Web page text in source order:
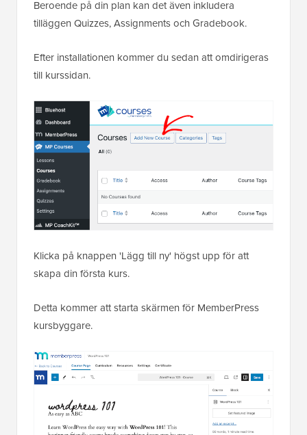
Beroende på din plan kan det även inkludera
tilläggen Quizzes, Assignments och Gradebook.
Efter installationen kommer du sedan att omdirigeras
till kurssidan.
Klicka på knappen 'Lägg till ny' högst upp för att
skapa din första kurs.
Detta kommer att starta skärmen för MemberPress
kursbyggare.